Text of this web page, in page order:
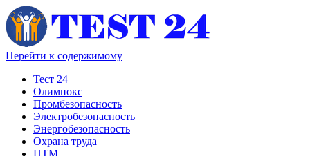
Перейти к содержимому
Тест 24
Олимпокс
Промбезопасность
Электробезопасность
Энергобезопасность
Охрана труда
ПТМ